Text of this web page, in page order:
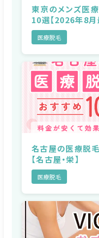
東京のメンズ医
10選【2026年8月
医療脱毛
名古屋の医療脱
【名古屋・栄】
医療脱毛